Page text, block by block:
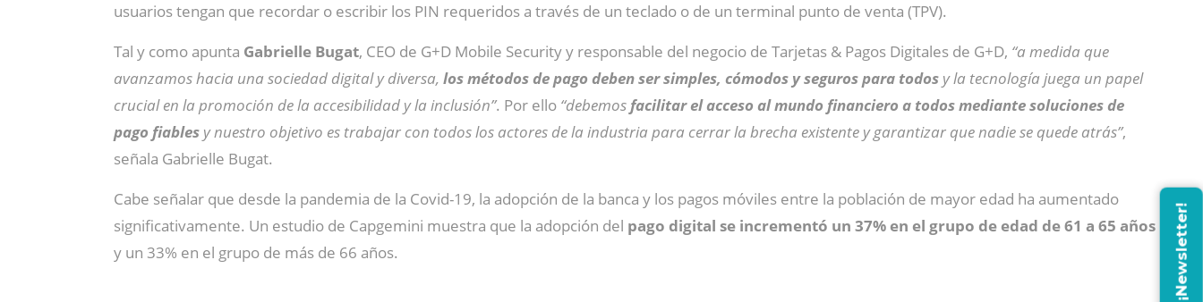
usuarios tengan que recordar o escribir los PIN requeridos a través de un teclado o de un terminal punto de venta (TPV).
Tal y como apunta Gabrielle Bugat, CEO de G+D Mobile Security y responsable del negocio de Tarjetas & Pagos Digitales de G+D, “a medida que
avanzamos hacia una sociedad digital y diversa, los métodos de pago deben ser simples, cómodos y seguros para todos y la tecnología juega un papel
crucial en la promoción de la accesibilidad y la inclusión”. Por ello “debemos facilitar el acceso al mundo financiero a todos mediante soluciones de
pago fiables y nuestro objetivo es trabajar con todos los actores de la industria para cerrar la brecha existente y garantizar que nadie se quede atrás”,
señala Gabrielle Bugat.
Cabe señalar que desde la pandemia de la Covid-19, la adopción de la banca y los pagos móviles entre la población de mayor edad ha aumentado
significativamente. Un estudio de Capgemini muestra que la adopción del pago digital se incrementó un 37% en el grupo de edad de 61 a 65 años
y un 33% en el grupo de más de 66 años.
¡Newsletter!